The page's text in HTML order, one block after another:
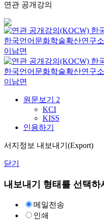
연관 공개강의
한
한국언어문화학술확산연구
이남면
한
한국언어문화학술확산연구
이남면
원문보기 2
KCI
KISS
인용하기
서지정보 내보내기(Export)
닫기
내보내기 형태를 선택하
메일전송
인쇄